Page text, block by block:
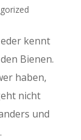
kennt
Bienen.
haben,
nicht
und